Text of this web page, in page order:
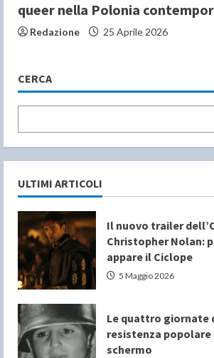
queer nella Polonia
Redazione 25 Aprile 2026
CERCA
ULTIMI ARTICOLI
Il nuovo trailer
Christopher Nolan:
appare il Ciclope
5 Maggio 2026
Le quattro giornate
resistenza popolare
schermo